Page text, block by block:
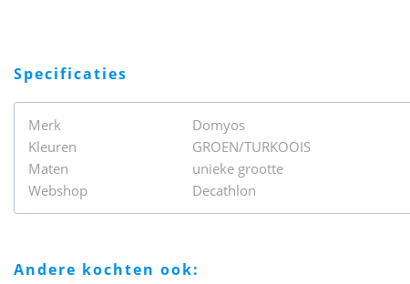
specificaties
Merk
Domyos
Kleuren
GROEN/TURKOOIS
Maten
unieke grootte
Webshop
Decathlon
andere kochten ook: